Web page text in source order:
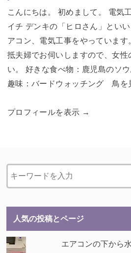
こんにちは。 初めまして。 電気
イチ デンキの「ヒロさん」とい
アコン、電気工事をやっていま
抵夫婦でお伺いしますので、女性
い。 好きな食べ物：鹿児島のソウ
趣味：バードウォッチング 鳥を
プロフィールを表示 →
人気の投稿とページ
エアコンの下から